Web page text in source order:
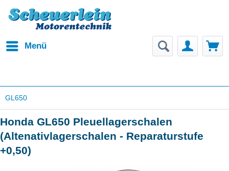
Menü
GL650
Honda GL650 Pleuellagerschalen
(Altenativlagerschalen - Reparaturstufe
+0,50)